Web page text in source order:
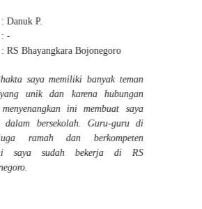
: Fauziah Kusuma A
: Prefektur Miyazaki, Jepang
pernah menjadi bagian dari SMK
ilmu yang saya dapatkan sangat
saat ini dan berguna hingga saya
Lulusan SMK Bhakta dibekali
dan praktik yang sesuai kurikulum
guru-guru yang berkompeten
saya bekerja menjadi perawat lansia